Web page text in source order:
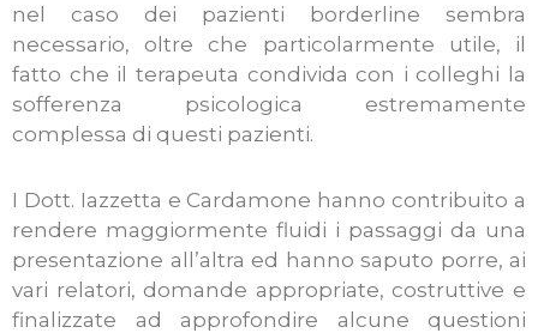
nel caso dei pazienti borderline sembra
necessario, oltre che particolarmente utile, il
fatto che il terapeuta condivida con i colleghi la
sofferenza psicologica estremamente
complessa di questi pazienti.
I Dott. Iazzetta e Cardamone hanno contribuito a
rendere maggiormente fluidi i passaggi da una
presentazione all’altra ed hanno saputo porre, ai
vari relatori, domande appropriate, costruttive e
finalizzate ad approfondire alcune questioni